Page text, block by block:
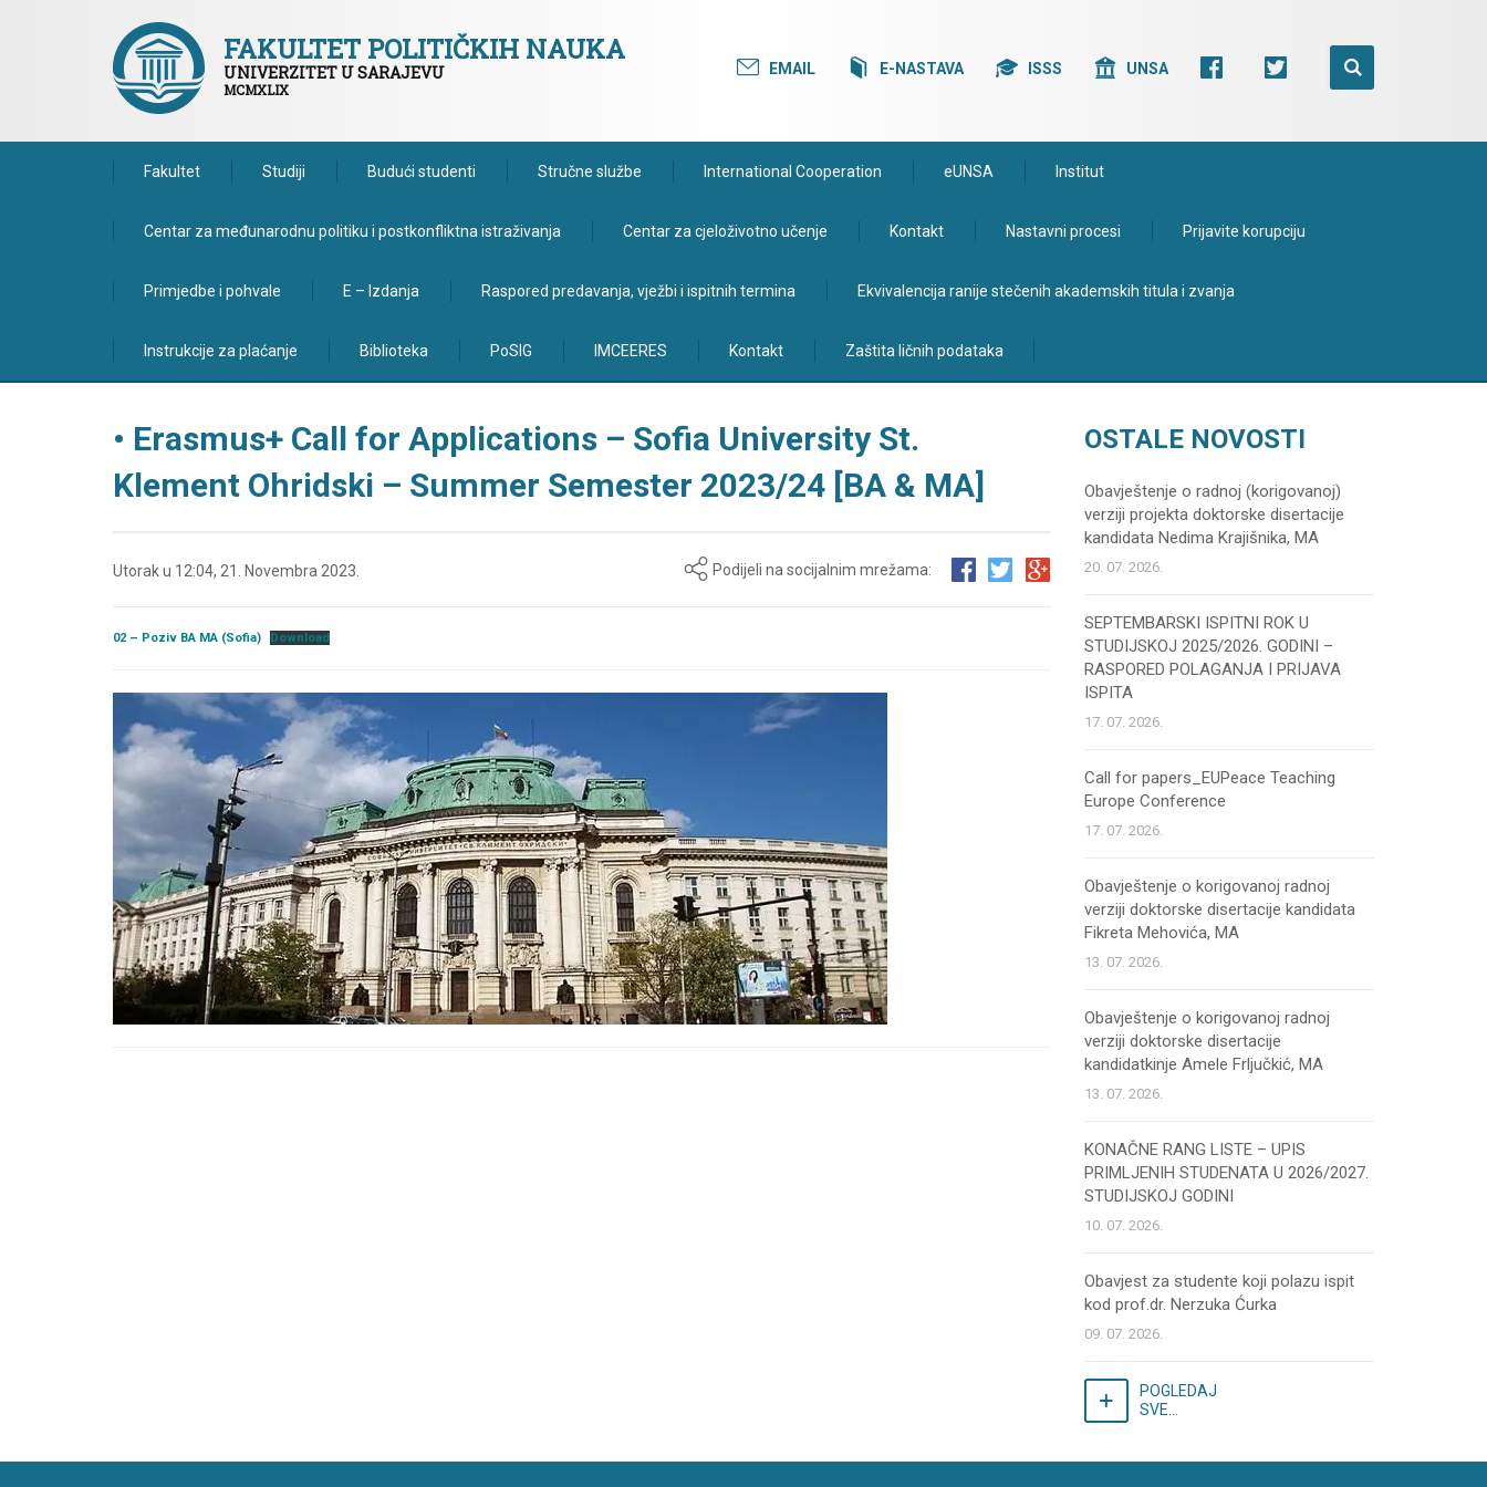
FAKULTET POLITIČKIH NAUKA
UNIVERZITET U SARAJEVU
MCMXLIX
EMAIL E-NASTAVA ISSS UNSA
Fakultet Studiji Budući studenti Stručne službe International Cooperation eUNSA Institut
Centar za međunarodnu politiku i postkonfliktna istraživanja Centar za cjeloživotno učenje Kontakt Nastavni procesi Prijavite korupciju
Primjedbe i pohvale E – Izdanja Raspored predavanja, vježbi i ispitnih termina Ekvivalencija ranije stečenih akademskih titula i zvanja
Instrukcije za plaćanje Biblioteka PoSIG IMCEERES Kontakt Zaštita ličnih podataka
• Erasmus+ Call for Applications – Sofia University St.
Klement Ohridski – Summer Semester 2023/24 [BA & MA]
Utorak u 12:04, 21. Novembra 2023. Podijeli na socijalnim mrežama:
02 – Poziv BA MA (Sofia) Download
OSTALE NOVOSTI
Obavještenje o radnoj (korigovanoj)
verziji projekta doktorske disertacije
kandidata Nedima Krajišnika, MA
20. 07. 2026.
SEPTEMBARSKI ISPITNI ROK U
STUDIJSKOJ 2025/2026. GODINI –
RASPORED POLAGANJA I PRIJAVA
ISPITA
17. 07. 2026.
Call for papers_EUPeace Teaching
Europe Conference
17. 07. 2026.
Obavještenje o korigovanoj radnoj
verziji doktorske disertacije kandidata
Fikreta Mehovića, MA
13. 07. 2026.
Obavještenje o korigovanoj radnoj
verziji doktorske disertacije
kandidatkinje Amele Frljučkić, MA
13. 07. 2026.
KONAČNE RANG LISTE – UPIS
PRIMLJENIH STUDENATA U 2026/2027.
STUDIJSKOJ GODINI
10. 07. 2026.
Obavjest za studente koji polazu ispit
kod prof.dr. Nerzuka Ćurka
09. 07. 2026.
POGLEDAJ
SVE...